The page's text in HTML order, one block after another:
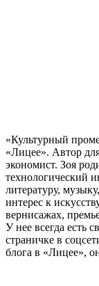
«Культурный
«Лицее». Автор
экономист. Зоя
технологический
литературу,
интерес к
вернисажах,
У нее всегда есть
страничке в
блога в «Лицее»,